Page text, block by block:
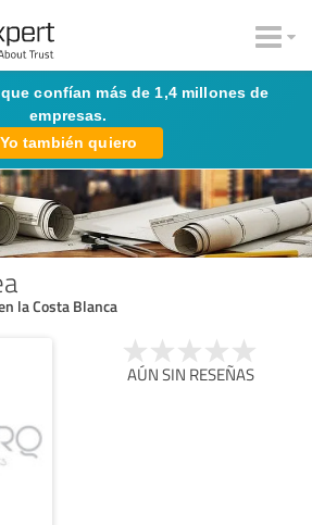
confían más de 1,4 millones de
empresas.
Yo también quiero
la Costa Blanca
AÚN SIN RESEÑAS